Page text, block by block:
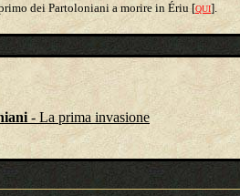
dei Partoloniani a morire in Ériu [QUI].
- La prima invasione